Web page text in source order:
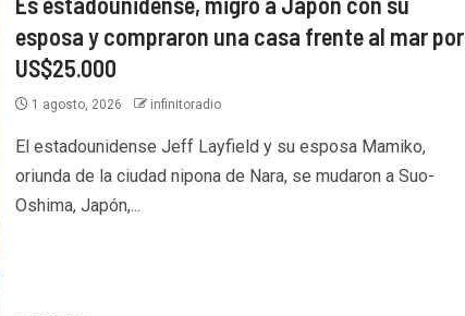
esposa y compraron una casa frente al mar por
US$25.000
1 agosto, 2026 infinitoradio
El estadounidense Jeff Layfield y su esposa Mamiko,
oriunda de la ciudad nipona de Nara, se mudaron a Suo-
Oshima, Japón,...